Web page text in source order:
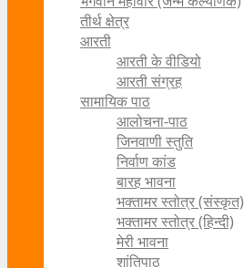
तीर्थ क्षेत्र
आरती
आरती के वीडियो
आरती संग्रह
सामायिक पाठ
आलोचना-पाठ
जिनवाणी स्तुति
निर्वाण कांड
बारह भावना
भक्तामर स्तोत्र (संस्कृत)
भक्तामर स्तोत्र (हिन्दी)
मेरी भावना
शांतिपाठ